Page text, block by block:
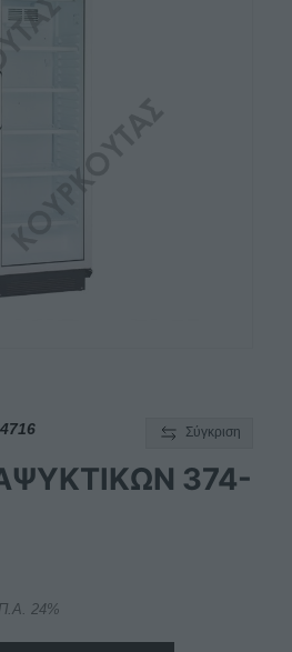
Σύγκριση
374-
24%